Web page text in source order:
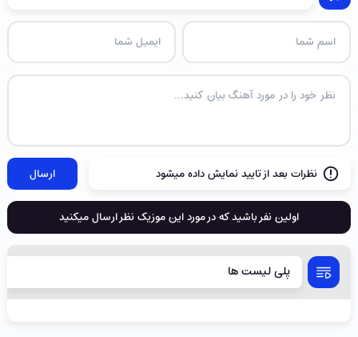
نظرات بعد از تایید نمایش داده میشود ارسال
اولین نفر باشید که در مورد این موزیک نظر ارسال میکنید
پلی لیست ها